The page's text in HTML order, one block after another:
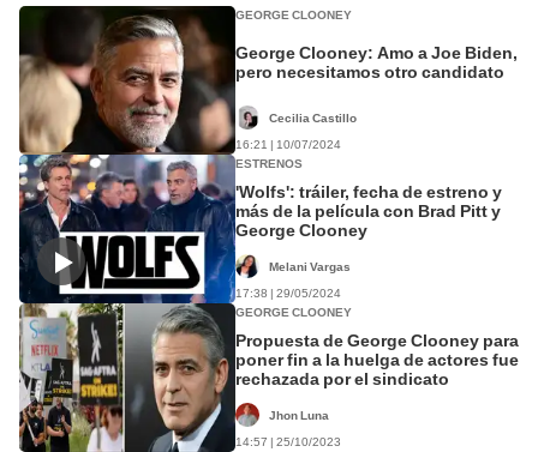
GEORGE CLOONEY
George Clooney: Amo a Joe Biden,
pero necesitamos otro candidato
Cecilia Castillo
16:21 | 10/07/2024
ESTRENOS
'Wolfs': tráiler, fecha de estreno y
más de la película con Brad Pitt y
George Clooney
Melani Vargas
17:38 | 29/05/2024
GEORGE CLOONEY
Propuesta de George Clooney para
poner fin a la huelga de actores fue
rechazada por el sindicato
Jhon Luna
14:57 | 25/10/2023